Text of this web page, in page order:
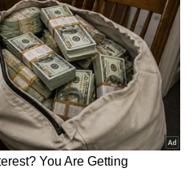
Politics: ಅದಲು ಬದಲಾಗುತ್ತಾ
ಡಿಕೆ ಸಂಪುಟ? ಇವರೇನಾ ಹೊಸ
ಸಚಿವರು; ಯಾರು ಇನ್‌ ಯಾರು